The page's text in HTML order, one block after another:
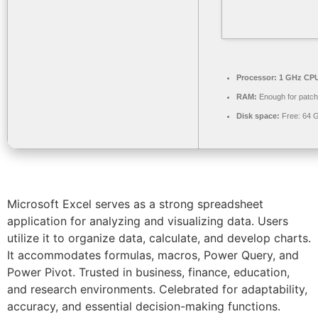
Processor: 1 GHz
RAM: Enough for
Disk space: Free: 64
Microsoft Excel serves as a strong spreadsheet
application for analyzing and visualizing data. Users
utilize it to organize data, calculate, and develop charts.
It accommodates formulas, macros, Power Query, and
Power Pivot. Trusted in business, finance, education,
and research environments. Celebrated for adaptability,
accuracy, and essential decision-making functions.